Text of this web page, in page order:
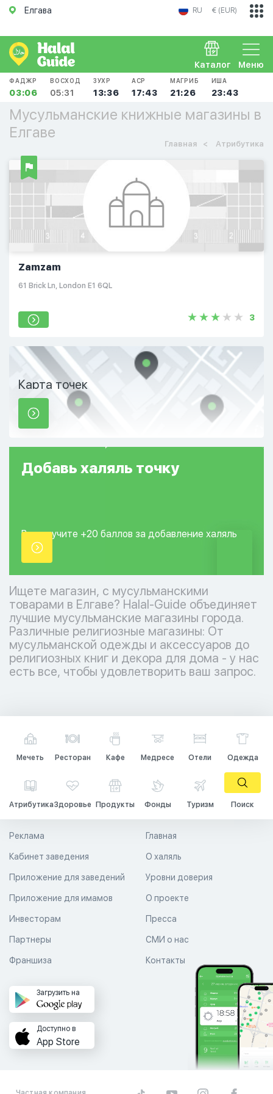
Елгава RU € (EUR)
Меню
Каталог
ФАДЖР
03:06
ВОСХОД
05:31
ЗУХР
13:36
АСР
17:43
МАГРИБ
21:26
ИША
23:43
Мусульманские книжные магазины в
Елгаве
Главная Атрибутика
Zamzam
61 Brick Ln, London E1 6QL
3
Карта точек
Добавь халяль точку
Вы получите +20 баллов за добавление халяль
точки.
Ищете магазин, с мусульманскими
товарами в Елгаве? Halal-Guide объединяет
лучшие мусульманские магазины города.
Различные религиозные магазины: От
мусульманской одежды и аксессуаров до
религиозных книг и декора для дома - у нас
есть все, чтобы удовлетворить ваш запрос.
Мечеть Ресторан Кафе Медресе Отели Одежда
АтрибутикаЗдоровье Продукты Фонды Туризм Поиск
Главная
О халяль
Уровни доверия
Реклама
Кабинет заведения
Приложение для заведений
Приложение для имамов О проекте
Пресса
СМИ о нас
Контакты
Инвесторам
Партнеры
Франшиза
Загрузить на
Доступно в
App Store